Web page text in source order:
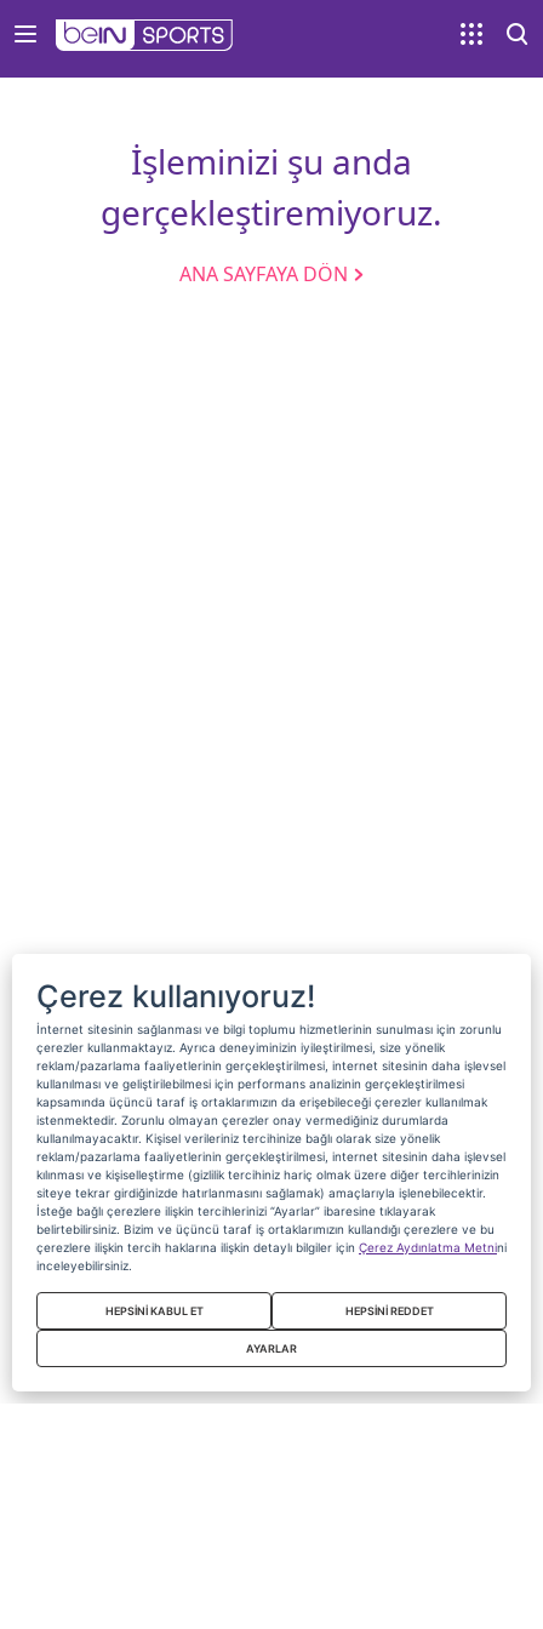
İşleminizi şu anda
gerçekleştiremiyoruz.
ANA SAYFAYA DÖN
Çerez kullanıyoruz!
İnternet sitesinin sağlanması ve bilgi toplumu hizmetlerinin sunulması için zorunlu
çerezler kullanmaktayız. Ayrıca deneyiminizin iyileştirilmesi, size yönelik
reklam/pazarlama faaliyetlerinin gerçekleştirilmesi, internet sitesinin daha işlevsel
kullanılması ve geliştirilebilmesi için performans analizinin gerçekleştirilmesi
kapsamında üçüncü taraf iş ortaklarımızın da erişebileceği çerezler kullanılmak
istenmektedir. Zorunlu olmayan çerezler onay vermediğiniz durumlarda
kullanılmayacaktır. Kişisel verileriniz tercihinize bağlı olarak size yönelik
reklam/pazarlama faaliyetlerinin gerçekleştirilmesi, internet sitesinin daha işlevsel
kılınması ve kişiselleştirme (gizlilik tercihiniz hariç olmak üzere diğer tercihlerinizin
siteye tekrar girdiğinizde hatırlanmasını sağlamak) amaçlarıyla işlenebilecektir.
İsteğe bağlı çerezlere ilişkin tercihlerinizi “Ayarlar” ibaresine tıklayarak
belirtebilirsiniz. Bizim ve üçüncü taraf iş ortaklarımızın kullandığı çerezlere ve bu
çerezlere ilişkin tercih haklarına ilişkin detaylı bilgiler için Çerez Aydınlatma Metnini
inceleyebilirsiniz.
HEPSİNİ KABUL ET HEPSİNİ REDDET
AYARLAR